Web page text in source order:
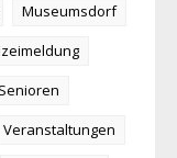
Museumsdorf
Senioren
Veranstaltungen